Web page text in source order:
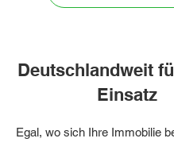
Deutschlandweit
Einsatz
Egal, wo sich Ihre Immobilie